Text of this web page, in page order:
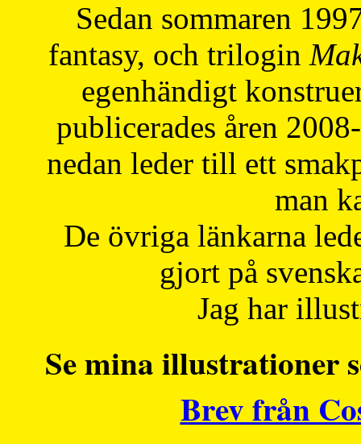
Sedan sommaren
fantasy, och trilogin
egenhändigt
publicerades åren
nedan leder till ett
man
De övriga länkarna
gjort på
Jag har
Se mina illustrationer
Brev från